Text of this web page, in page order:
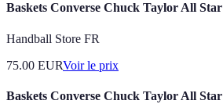
Baskets Converse Chuck Taylor All Star
Handball Store FR
75.00 EURVoir le prix
Baskets Converse Chuck Taylor All Star